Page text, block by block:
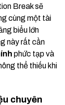
Break sẽ
cùng một tài
biểu lớn
này rất cần
phức tạp và
thể thiếu khi
chuyên